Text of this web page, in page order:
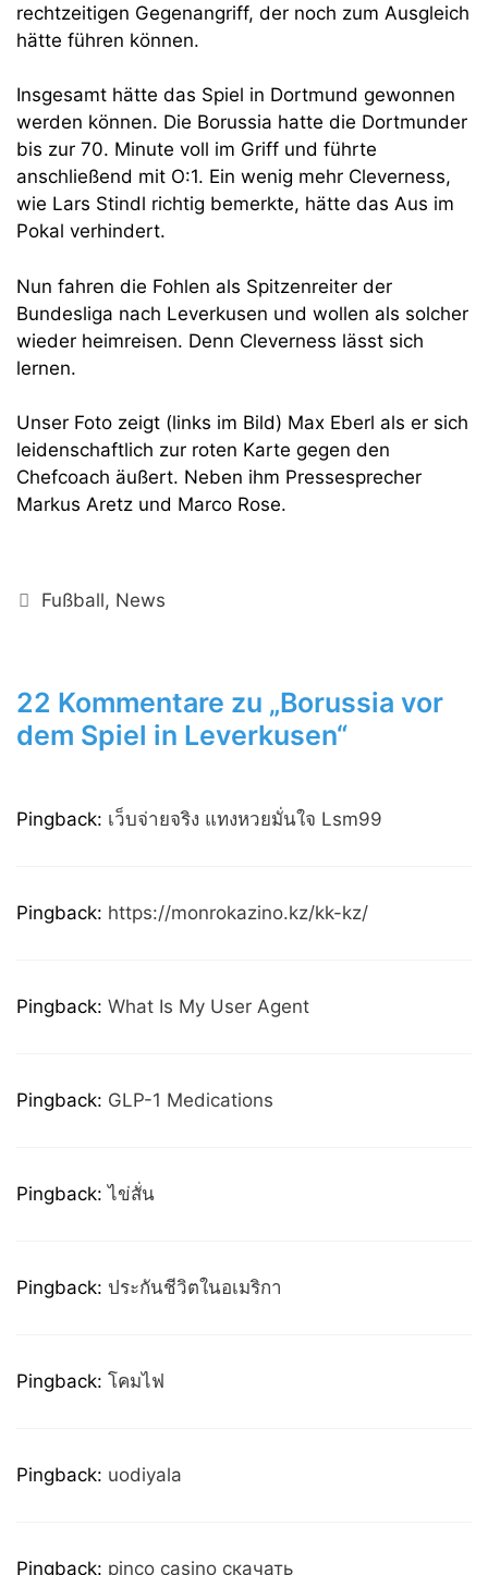
rechtzeitigen Gegenangriff, der noch zum Ausgleich
hätte führen können.
Insgesamt hätte das Spiel in Dortmund gewonnen
werden können. Die Borussia hatte die Dortmunder
bis zur 70. Minute voll im Griff und führte
anschließend mit O:1. Ein wenig mehr Cleverness,
wie Lars Stindl richtig bemerkte, hätte das Aus im
Pokal verhindert.
Nun fahren die Fohlen als Spitzenreiter der
Bundesliga nach Leverkusen und wollen als solcher
wieder heimreisen. Denn Cleverness lässt sich
lernen.
Unser Foto zeigt (links im Bild) Max Eberl als er sich
leidenschaftlich zur roten Karte gegen den
Chefcoach äußert. Neben ihm Pressesprecher
Markus Aretz und Marco Rose.
Kategorien
Fußball, News
22 Kommentare zu „Borussia vor
dem Spiel in Leverkusen“
Pingback: เว็บจ่ายจริง แทงหวยมั่นใจ Lsm99
Pingback: https://monrokazino.kz/kk-kz/
Pingback: What Is My User Agent
Pingback: GLP-1 Medications
Pingback:ไข่สั่น
Pingback: ประกันชีวิตในอเมริกา
Pingback: โคมไฟ
Pingback: uodiyala
Pingback: pinco casino скачать